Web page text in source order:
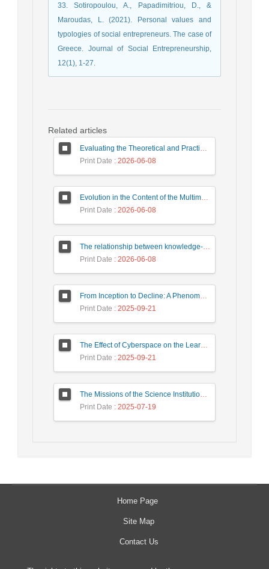
33. Sotiropoulou, A., Papadimitriou, D., &
Maroudas, L. (2021). Personal values and
typologies of social entrepreneurs. The case of
Greece. Journal of Social Entrepreneurship,
12(1), 1-27.
Related articles
Evaluating the Theoretical and Practical Dimensions of the Educational System in Girls' Technical and Vocational Schools
Print Date : 2026-06-08
Evolution in the Content of the Multimedia Industry Case Study: The Future of Iranian TV Program Genres in the Horizon of 1410
Print Date : 2026-06-08
The relationship between knowledge-based leadership, human resource development, innovation climate, and creative work behavior with sustainable competitive advantage and the mediating role of organizational innovation
Print Date : 2026-06-08
From Inception to Decline: A Phenomenological Analysis of the Reasons Behind the Failure of Iranian Startups
Print Date : 2025-09-21
The Effect of Cyberspace on the Learning of Students’ Social Skills from Teachers’ Perspective (Case Study: Hamoun County)
Print Date : 2025-09-21
The Missions of the Science Institution and Academic Community to Promotion and Discourse Building of the Progres Model
Print Date : 2025-07-19
Home Page
Site Map
Contact Us